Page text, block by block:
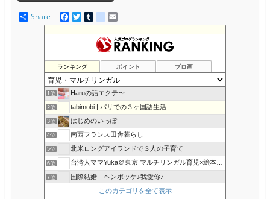
Share
F
a
c
o
o
k
T
w
i
e
r
T
u
m
b
d
e
l
i
c
o
u
s
m
a
i
l
ランキング ポイント ブロ画
1位 Haruの話エクテ〜
2位 tabimobi | パリでの３ヶ国語生活
3位 はじめのいっぽ
4位 南西フランス田舎暮らし
5位 北米ロングアイランドで３人の子育て
6位 台湾人ママYuka＠東京 マルチリンガル育児×絵本×知育
7位 国際結婚 ヘンボッケ♪我愛你♪
香港でマルチリンガル育児
このカテゴリを全て表示